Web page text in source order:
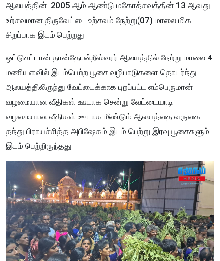
ஆலயத்தின் 2005 ஆம் ஆண்டு மகோத்சவத்தின் 13 ஆவது
உற்சவமான திருவேட்டை உற்சவம் நேற்று(07) மாலை மிக
சிறப்பாக இடம் பெற்றது
ஒட்டுசுட்டான் தான்தோன்றீஸ்வரர் ஆலயத்தில் நேற்று மாலை 4
மணியளவில் இடம்பெற்ற பூசை வழிபாடுகளை தொடர்ந்து
ஆலயத்திலிருந்து வேட்டைக்காக புறப்பட்ட எம்பெருமான்
வழமையான வீதிகள் ஊடாக சென்று வேட்டையாடி
வழமையான வீதிகள் ஊடாக மீண்டும் ஆலயத்தை வருகை
தந்து பிராயச்சித்த அபிஷேகம் இடம் பெற்று இரவு பூசைகளும்
இடம் பெற்றிருந்தது